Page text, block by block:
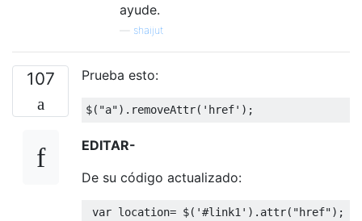
ayude.
shaijut
107 Prueba esto:
$( "a"). removeAttr( 'href' );
EDITAR-
De su código actualizado:
var location= $( '#link1' ). attr( "href");